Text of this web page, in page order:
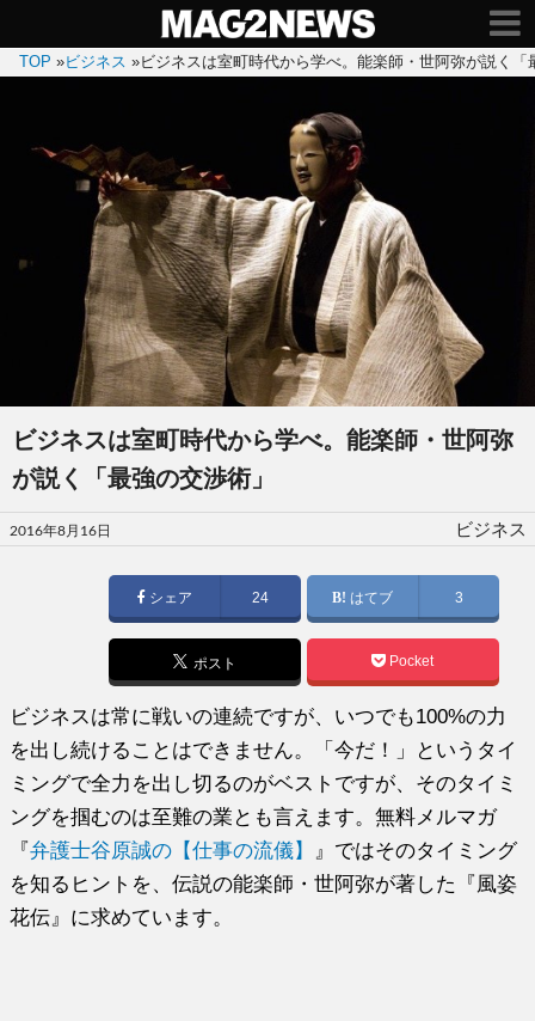
TOP »ビジネス »ビジネスは室町時代から学べ。能楽師・世阿弥が説く「
ビジネスは室町時代から学べ。能楽師・世阿弥
が説く「最強の交渉術」
投
稿
2016年8月16日 ビジネス
シェア 24 はてブ 3
ポスト Pocket
ビジネスは常に戦いの連続ですが、いつでも100%の力
を出し続けることはできません。「今だ！」というタイ
ミングで全力を出し切るのがベストですが、そのタイミ
ングを掴むのは至難の業とも言えます。無料メルマガ
『弁護士谷原誠の【仕事の流儀】
』ではそのタイミング
を知るヒントを、伝説の能楽師・世阿弥が著した『風姿
花伝』に求めています。